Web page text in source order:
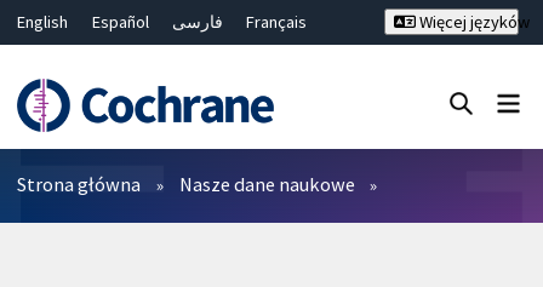
English Español فارسی
Français
Bahasa Malaysia
ไทย
繁體中文
简体中文
Więcej języków
Filtry
Strona główna Nasze dane naukowe